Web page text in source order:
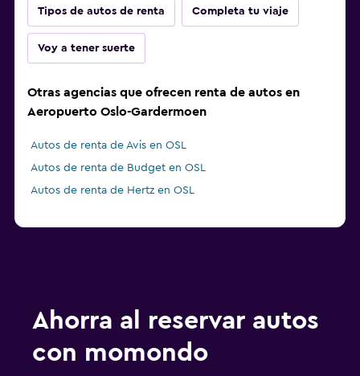
Tipos de autos de renta Completa tu viaje
Voy a tener suerte
Otras agencias que ofrecen renta de autos en
Aeropuerto Oslo-Gardermoen
Autos de renta de Avis en OSL
Autos de renta de Budget en OSL
Autos de renta de Hertz en OSL
Ahorra al reservar autos
con momondo